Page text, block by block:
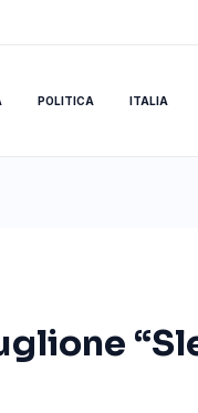
POLITICA ITALIA